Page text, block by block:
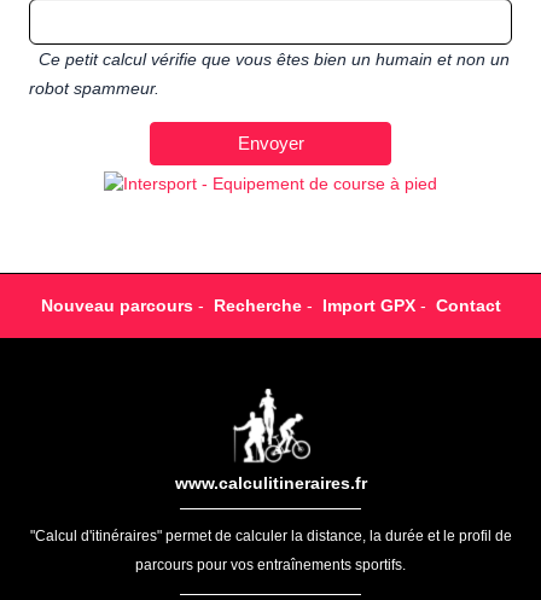
Ce petit calcul vérifie que vous êtes bien un humain et non un
robot spammeur.
Nouveau parcours- Recherche- Import GPX- Contact
www.calculitineraires.fr
"Calcul d'itinéraires" permet de calculer la distance, la durée et le profil de
parcours pour vos entraînements sportifs.